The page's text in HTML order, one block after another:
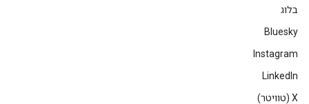
בלוג
Bluesky
Instagram
LinkedIn
‫X (טוויטר)